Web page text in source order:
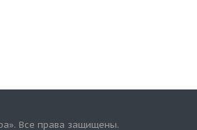
Все права защищены.